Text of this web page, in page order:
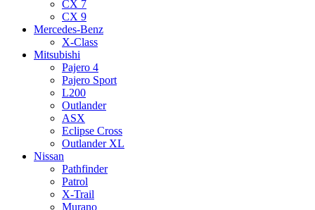
CX 7
CX 9
Mercedes-Benz
X-Class
Mitsubishi
Pajero 4
Pajero Sport
L200
Outlander
ASX
Eclipse Cross
Outlander XL
Nissan
Pathfinder
Patrol
X-Trail
Murano